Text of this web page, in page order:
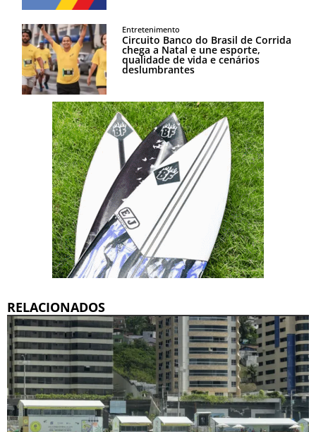
Entretenimento
Circuito Banco do Brasil de Corrida
chega a Natal e une esporte,
qualidade de vida e cenários
deslumbrantes
RELACIONADOS